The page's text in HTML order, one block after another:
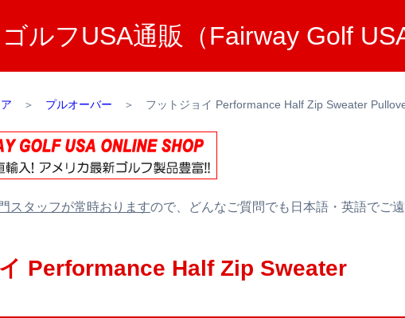
ルフUSA通販（Fairway Golf
＞ プルオーバー ＞ フットジョイ Performance Half Zip Sweater
スタッフが常時おりますので、どんなご質問でも日本語・英語でご
Performance Half Zip Sweater